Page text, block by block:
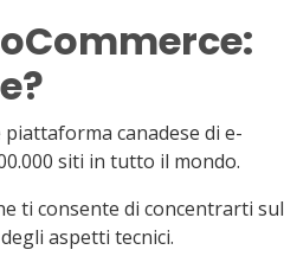
canadese di e-
siti in tutto il mondo.
ti consente di concentrarti
aspetti tecnici.